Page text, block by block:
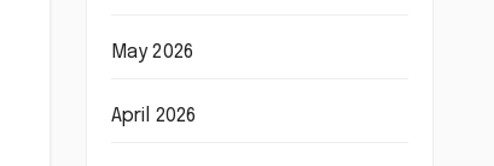
May 2026
April 2026